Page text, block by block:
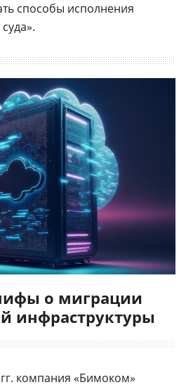
способы исполнения
о миграции
инфраструктуры
компания «Бимоком»